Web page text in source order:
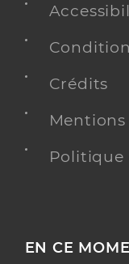
Crédits
Mentions
EN CE